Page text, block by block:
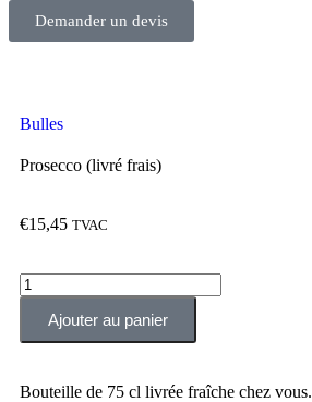
Demander un devis
Bulles
Prosecco (livré frais)
€15,45 TVAC
Ajouter au panier
Bouteille de 75 cl livrée fraîche chez vous.